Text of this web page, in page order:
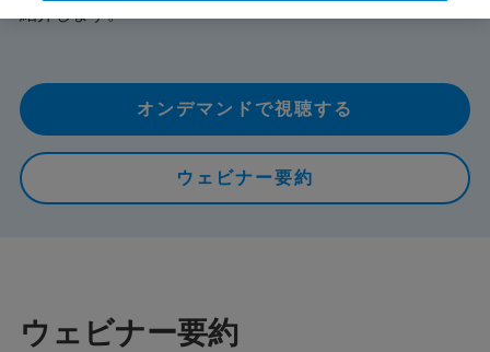
紹介します。
オンデマンドで視聴する
ウェビナー要約
ウェビナー要約